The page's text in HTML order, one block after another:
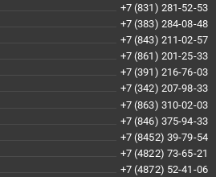
+7 (831) 281-52-53
+7 (383) 284-08-48
+7 (843) 211-02-57
+7 (861) 201-25-33
+7 (391) 216-76-03
+7 (342) 207-98-33
+7 (863) 310-02-03
+7 (846) 375-94-33
+7 (8452) 39-79-54
+7 (4822) 73-65-21
+7 (4872) 52-41-06